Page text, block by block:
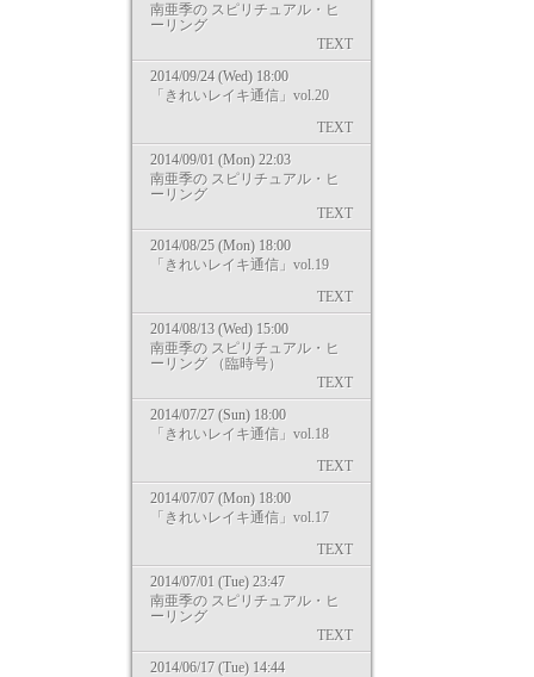
南亜季の スピリチュアル・ヒ
ーリング
TEXT
2014/09/24 (Wed) 18:00
「きれいレイキ通信」vol.20
TEXT
2014/09/01 (Mon) 22:03
南亜季の スピリチュアル・ヒ
ーリング
TEXT
2014/08/25 (Mon) 18:00
「きれいレイキ通信」vol.19
TEXT
2014/08/13 (Wed) 15:00
南亜季の スピリチュアル・ヒ
ーリング （臨時号）
TEXT
2014/07/27 (Sun) 18:00
「きれいレイキ通信」vol.18
TEXT
2014/07/07 (Mon) 18:00
「きれいレイキ通信」vol.17
TEXT
2014/07/01 (Tue) 23:47
南亜季の スピリチュアル・ヒ
ーリング
TEXT
2014/06/17 (Tue) 14:44